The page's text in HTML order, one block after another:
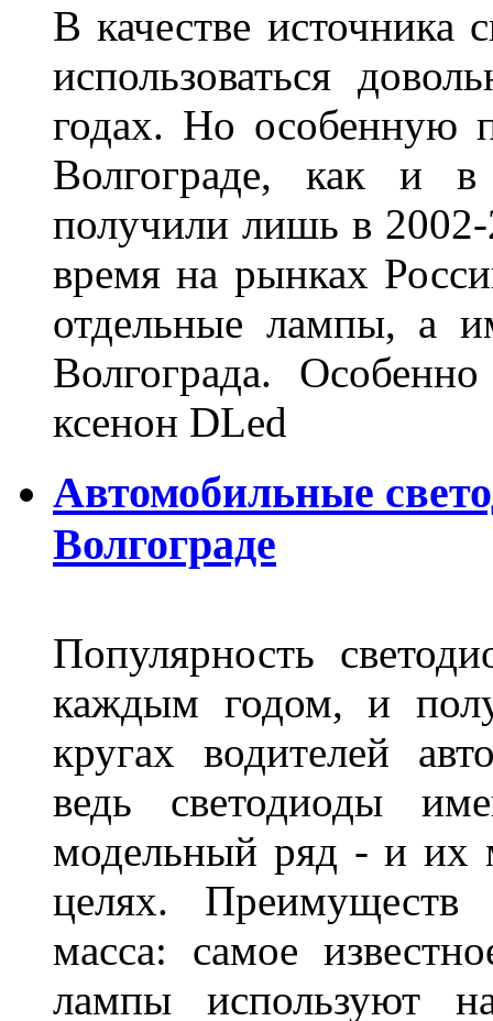
В качестве источника
использоваться
годах. Но особенную
Волгограде, как и
получили лишь в
время на рынках
отдельные лампы, а
Волгограда.
ксенон DLed
Автомобильные
Волгограде
Популярность
каждым годом, и
кругах водителей
ведь светодиоды
модельный ряд - и их
целях.
масса: самое
лампы используют